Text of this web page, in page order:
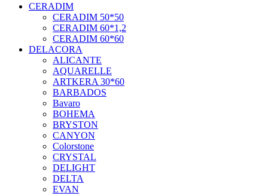
CERADIM
CERADIM 50*50
CERADIM 60*1,2
CERADIM 60*60
DELACORA
ALICANTE
AQUARELLE
ARTKERA 30*60
BARBADOS
Bavaro
BOHEMA
BRYSTON
CANYON
Colorstone
CRYSTAL
DELIGHT
DELTA
EVAN